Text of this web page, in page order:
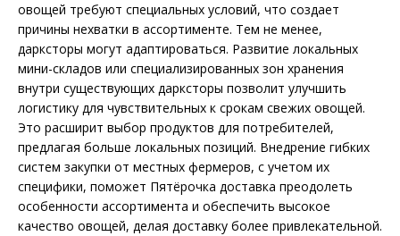
овощей требуют специальных условий, что создает
причины нехватки в ассортименте. Тем не менее,
дарксторы могут адаптироваться. Развитие локальных
мини-складов или специализированных зон хранения
внутри существующих дарксторы позволит улучшить
логистику для чувствительных к срокам свежих овощей.
Это расширит выбор продуктов для потребителей,
предлагая больше локальных позиций. Внедрение гибких
систем закупки от местных фермеров, с учетом их
специфики, поможет Пятёрочка доставка преодолеть
особенности ассортимента и обеспечить высокое
качество овощей, делая доставку более привлекательной.